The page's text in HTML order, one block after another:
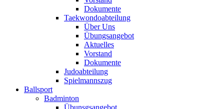
Dokumente
Taekwondoabteilung
Über Uns
Übungsangebot
Aktuelles
Vorstand
Dokumente
Judoabteilung
Spielmannszug
Ballsport
Badminton
Übunsgsangebot